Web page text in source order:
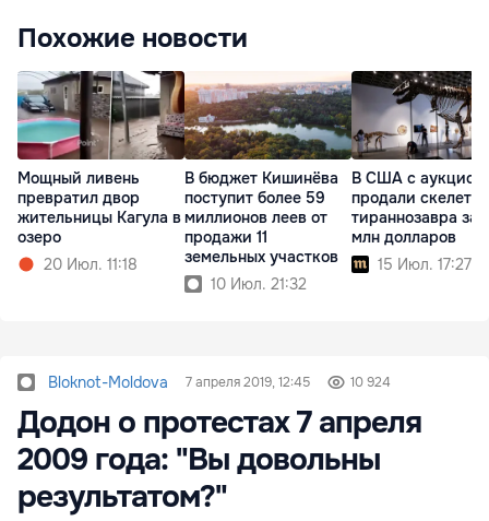
Похожие новости
Мощный ливень
превратил двор
жительницы Кагула в
озеро
20 Июл. 11:18
В бюджет Кишинёва
поступит более 59
миллионов леев от
продажи 11
земельных участков
10 Июл. 21:32
В США с
продали скелет
тираннозавра за
млн долларов
15 Июл. 17:27
Bloknot-Moldova 7 апреля 2019, 12:45 10 924
Додон о протестах 7 апреля
2009 года: "Вы довольны
результатом?"